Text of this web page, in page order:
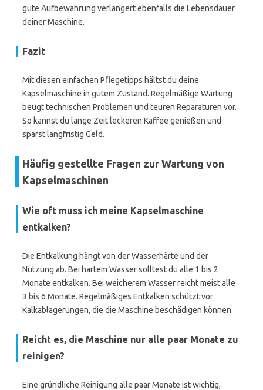
gute Aufbewahrung verlängert ebenfalls die Lebensdauer
deiner Maschine.
Fazit
Mit diesen einfachen Pflegetipps hältst du deine
Kapselmaschine in gutem Zustand. Regelmäßige Wartung
beugt technischen Problemen und teuren Reparaturen vor.
So kannst du lange Zeit leckeren Kaffee genießen und
sparst langfristig Geld.
Häufig gestellte Fragen zur Wartung von
Kapselmaschinen
Wie oft muss ich meine Kapselmaschine
entkalken?
Die Entkalkung hängt von der Wasserhärte und der
Nutzung ab. Bei hartem Wasser solltest du alle 1 bis 2
Monate entkalken. Bei weicherem Wasser reicht meist alle
3 bis 6 Monate. Regelmäßiges Entkalken schützt vor
Kalkablagerungen, die die Maschine beschädigen können.
Reicht es, die Maschine nur alle paar Monate zu
reinigen?
Eine gründliche Reinigung alle paar Monate ist wichtig,